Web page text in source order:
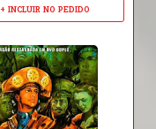
+ INCLUIR NO PEDIDO